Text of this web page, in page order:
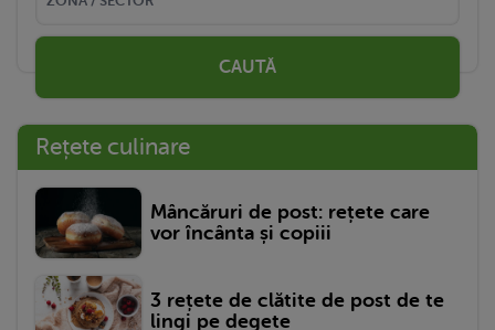
CAUTĂ
Rețete culinare
Mâncăruri de post: rețete care
vor încânta și copiii
3 rețete de clătite de post de te
lingi pe degete